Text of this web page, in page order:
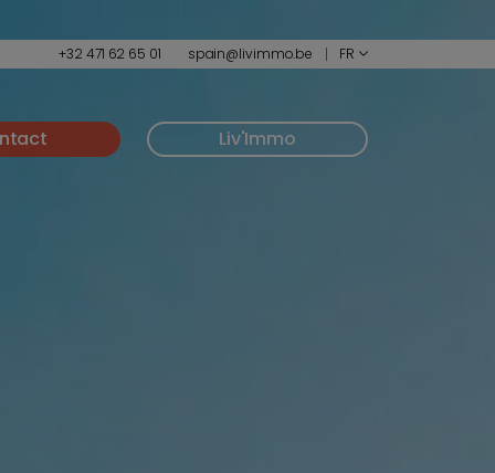
+32 471 62 65 01 spain@livimmo.be FR
Liv'Immo